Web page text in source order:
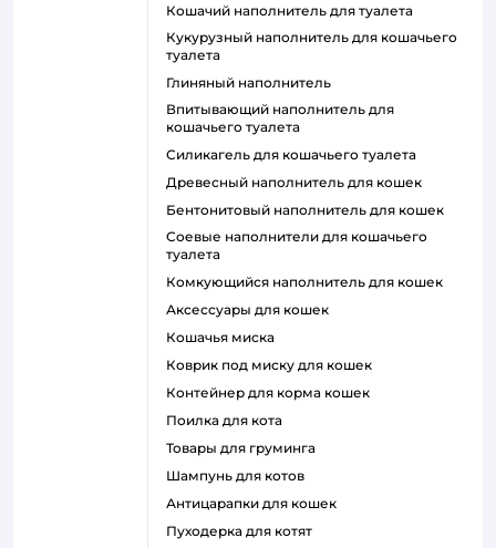
кошачий наполнитель для туалета
кукурузный наполнитель для кошачьего
туалета
глиняный наполнитель
впитывающий наполнитель для
кошачьего туалета
силикагель для кошачьего туалета
древесный наполнитель для кошек
бентонитовый наполнитель для кошек
соевые наполнители для кошачьего
туалета
комкующийся наполнитель для кошек
аксессуары для кошек
кошачья миска
коврик под миску для кошек
контейнер для корма кошек
поилка для кота
товары для груминга
шампунь для котов
антицарапки для кошек
пуходерка для котят